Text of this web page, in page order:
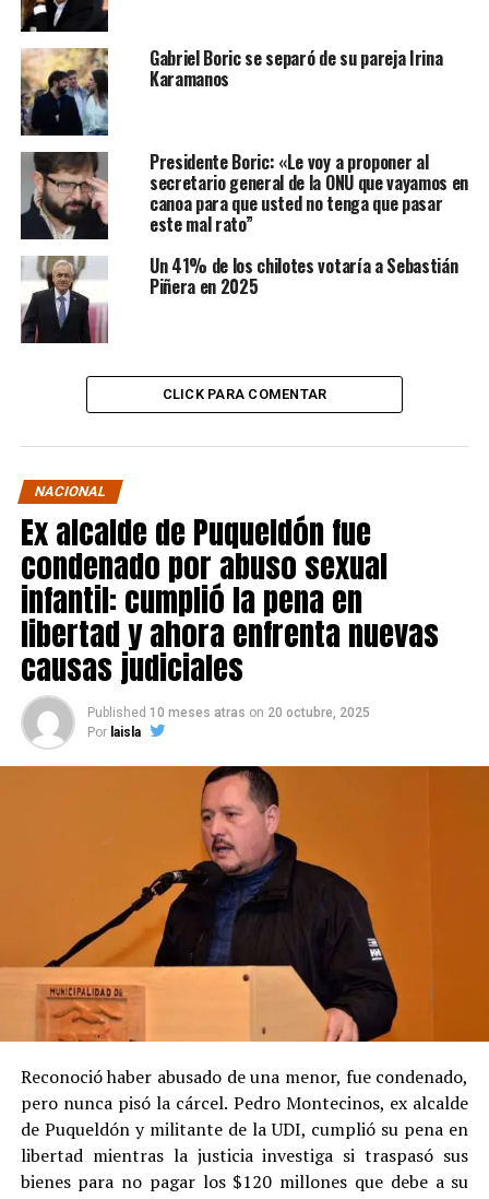
Gabriel Boric se separó de su pareja Irina
Karamanos
Presidente Boric: «Le voy a proponer al
secretario general de la ONU que vayamos en
canoa para que usted no tenga que pasar
este mal rato”
Un 41% de los chilotes votaría a Sebastián
Piñera en 2025
CLICK PARA COMENTAR
NACIONAL
Ex alcalde de Puqueldón fue
condenado por abuso sexual
infantil: cumplió la pena en
libertad y ahora enfrenta nuevas
causas judiciales
Published 10 meses atras on 20 octubre, 2025
Por laisla
Reconoció haber abusado de una menor, fue condenado,
pero nunca pisó la cárcel. Pedro Montecinos, ex alcalde
de Puqueldón y militante de la UDI, cumplió su pena en
libertad mientras la justicia investiga si traspasó sus
bienes para no pagar los $120 millones que debe a su